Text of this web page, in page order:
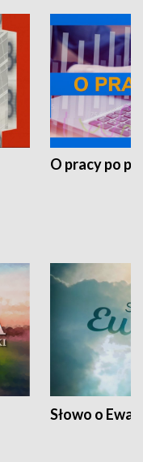
O pracy po
Słowo o